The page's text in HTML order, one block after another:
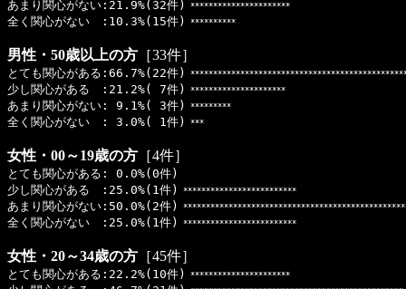
あまり関心がない:21.9%(32件) **********************
全く関心がない :10.3%(15件) **********
男性・50歳以上の方 ［33件］
とても関心がある:66.7%(22件)
少し関心がある :21.2%( 7件) *********************
あまり関心がない: 9.1%( 3件) *********
全く関心がない : 3.0%( 1件) ***
女性・00～19歳の方 ［4件］
とても関心がある: 0.0%(0件)
少し関心がある :25.0%(1件)
*************************
あまり関心がない:50.0%(2件)
全く関心がない :25.0%(1件) *************************
女性・20～34歳の方 ［45件］
とても関心がある:22.2%(10件) **********************